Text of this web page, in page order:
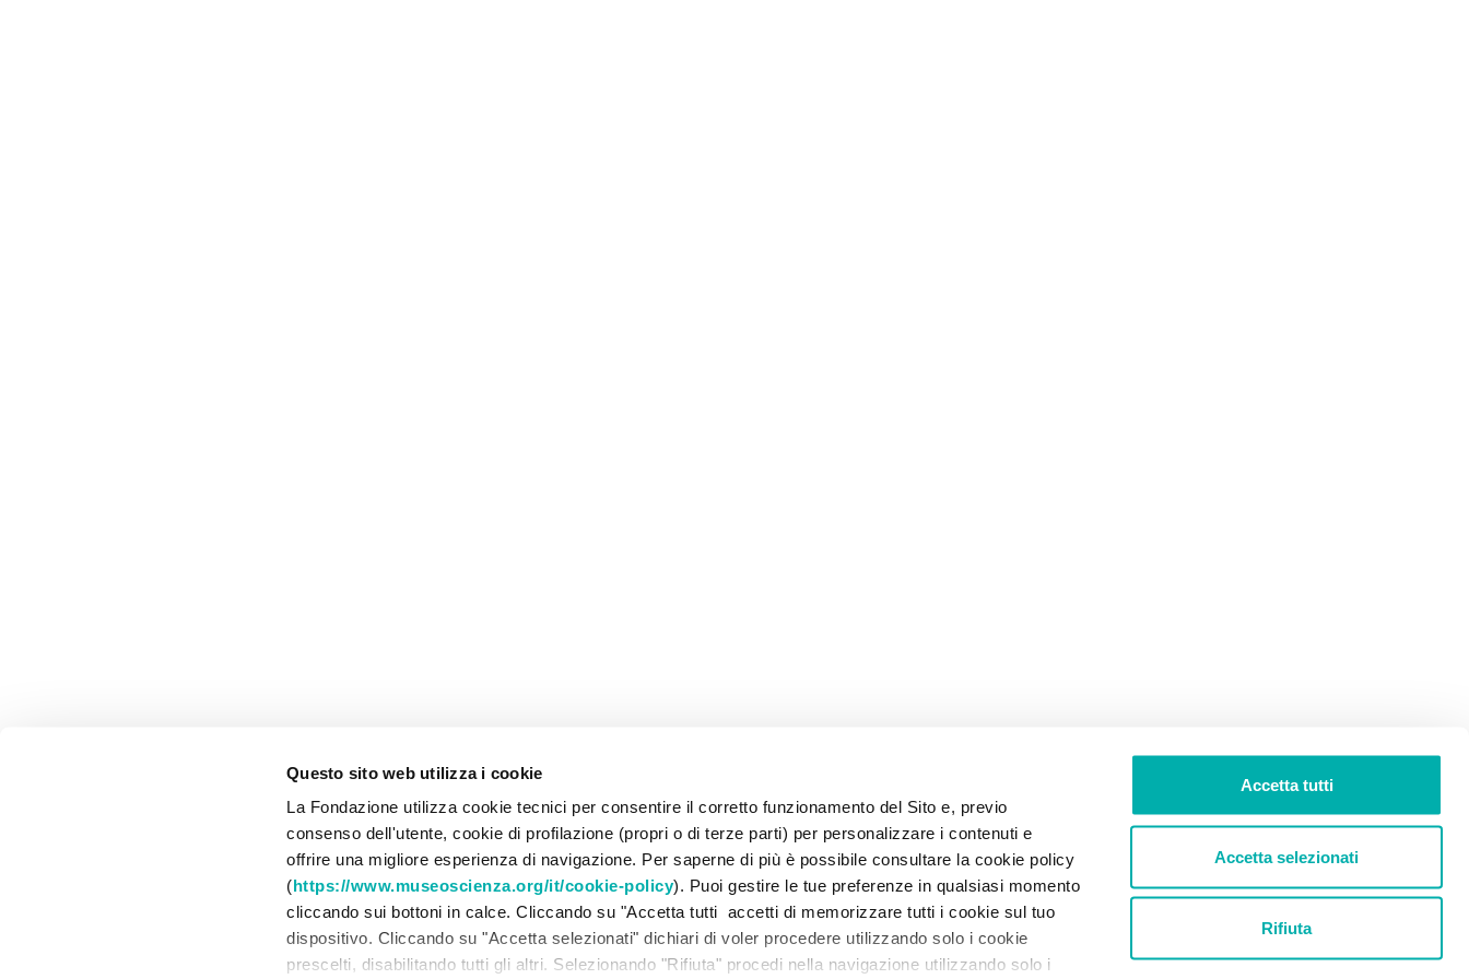
Questo sito web utilizza i cookie
La Fondazione utilizza cookie tecnici per consentire il corretto funzionamento del Sito e, previo
consenso dell'utente, cookie di profilazione (propri o di terze parti) per personalizzare i contenuti e
offrire una migliore esperienza di navigazione. Per saperne di più è possibile consultare la cookie policy
(https://www.museoscienza.org/it/cookie-policy). Puoi gestire le tue preferenze in qualsiasi momento
cliccando sui bottoni in calce. Cliccando su "Accetta tutti accetti di memorizzare tutti i cookie sul tuo
dispositivo. Cliccando su "Accetta selezionati" dichiari di voler procedere utilizzando solo i cookie
prescelti, disabilitando tutti gli altri. Selezionando "Rifiuta" procedi nella navigazione utilizzando solo i
Accetta tutti
Accetta selezionati
Rifiuta